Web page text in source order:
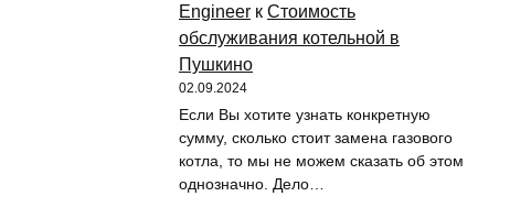
Engineer к Стоимость
обслуживания котельной в
Пушкино
02.09.2024
Если Вы хотите узнать конкретную
сумму, сколько стоит замена газового
котла, то мы не можем сказать об этом
однозначно. Дело…